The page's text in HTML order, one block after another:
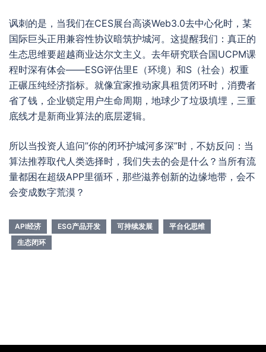
讽刺的是，当我们在CES展台高谈Web3.0去中心化时，某
国际巨头正用兼容性协议暗筑护城河。这提醒我们：真正的
生态思维要超越商业达尔文主义。去年研究联合国UCPM课
程时深有体会——ESG评估里E（环境）和S（社会）权重
正碾压纯经济指标。就像宜家推动家具租赁闭环时，消费者
省了钱，企业锁定用户生命周期，地球少了垃圾填埋，三重
底线才是新商业算法的底层逻辑。
所以当投资人追问”你的闭环护城河多深”时，不妨反问：当
算法推荐取代人类选择时，我们失去的会是什么？当所有流
量都困在超级APP里循环，那些滋养创新的边缘地带，会不
会变成数字荒漠？
API经济 ESG产品开发 可持续发展
平台化思维
生态闭环